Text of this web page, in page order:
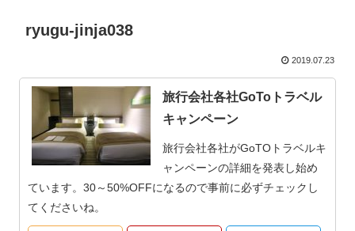
ryugu-jinja038
2019.07.23
旅行会社各社GoToトラベル
キャンペーン
旅行会社各社がGoTOトラベルキ
ャンペーンの詳細を発表し始め
ています。30～50%OFFになるので事前に必ずチェックし
てくださいね。